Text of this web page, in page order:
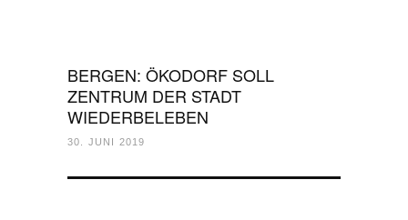
BERGEN: ÖKODORF SOLL
ZENTRUM DER STADT
WIEDERBELEBEN
30. JUNI 2019